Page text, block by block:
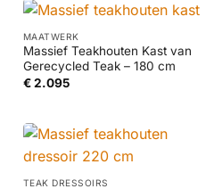
MAATWERK
Massief Teakhouten Kast van
Gerecycled Teak – 180 cm
€2.095
TEAK DRESSOIRS